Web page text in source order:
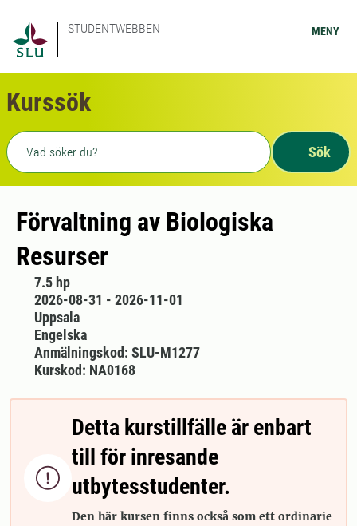
STUDENTWEBBEN MENY
Kurssök
Fritext sökning
Sök
Förvaltning av Biologiska
Resurser
7.5 hp
2026-08-31 - 2026-11-01
Uppsala
Engelska
Anmälningskod: SLU-M1277
Kurskod: NA0168

Detta kurstillfälle är enbart
till för inresande
utbytesstudenter.
Den här kursen finns också som ett ordinarie